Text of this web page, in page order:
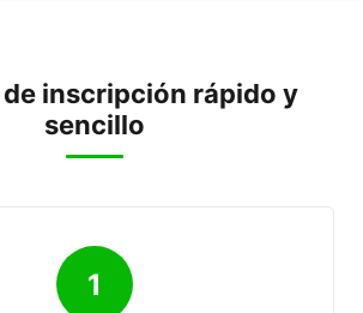
de inscripción rápido y
sencillo
1